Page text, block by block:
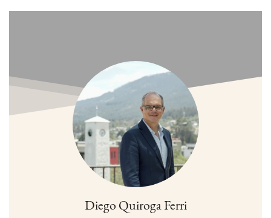
Diego Quiroga Ferri